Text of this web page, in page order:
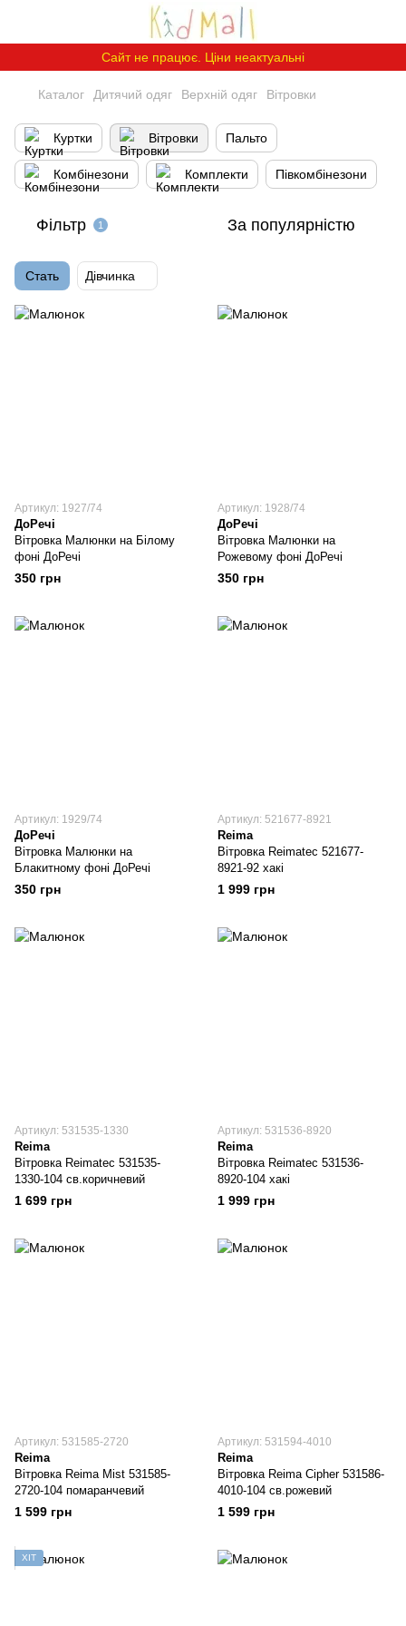
Сайт не працює. Ціни неактуальні
Каталог Дитячий одяг Верхній одяг Вітровки
Куртки Вітровки Пальто
Комбінезони Комплекти Півкомбінезони
Фільтр 1 За популярністю
Стать Дівчинка
Артикул: 1927/74
ДоРечі
Вітровка Малюнки на Білому
фоні ДоРечі
350 грн
Артикул: 1928/74
ДоРечі
Вітровка Малюнки на
Рожевому фоні ДоРечі
350 грн
Артикул: 1929/74
ДоРечі
Вітровка Малюнки на
Блакитному фоні ДоРечі
350 грн
Артикул: 521677-8921
Reima
Вітровка Reimatec 521677-
8921-92 хакі
1 999 грн
Артикул: 531535-1330
Reima
Вітровка Reimatec 531535-
1330-104 св.коричневий
1 699 грн
Артикул: 531536-8920
Reima
Вітровка Reimatec 531536-
8920-104 хакі
1 999 грн
Артикул: 531585-2720
Reima
Вітровка Reima Mist 531585-
2720-104 помаранчевий
1 599 грн
Артикул: 531594-4010
Reima
Вітровка Reima Cipher 531586-
4010-104 св.рожевий
1 599 грн
ХІТ